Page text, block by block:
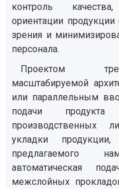
контроль
ориентации
зрения и
персонала.
Проектом
масштабируемой
или параллельным
подачи
производственных
укладки
предлагаемого
автоматическая
межслойных